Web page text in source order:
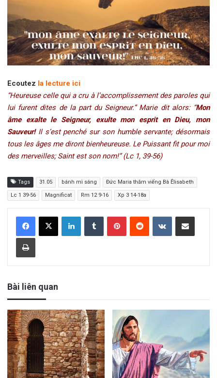
Ecoutez la lecture ici
“Heureuse celle qui a cru à l’accomplissement des paroles qui
lui furent dites de la part du Seigneur.” Marie dit alors: “Mon
âme exalte le Seigneur, exulte mon esprit en Dieu, mon
Sauveur!Il s’est penché sur son humble servante; désormais
tous les âges me diront bienheureuse. Le Puissant fit pour moi
des merveilles; Saint est son nom!” (Lc 1, 39-56)
Tags 31.05 bánh mì sáng Đức Maria thăm viếng Bà Êlisabeth
Lc 1 39-56 Magnificat Rm 12 9-16 Xp 3 14-18a
Bài liên quan